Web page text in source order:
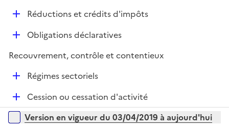
e
D
i
Réductions et crédits d'impôts
D
p
r
Obligations déclaratives
Recouvrement, contrôle et contentieux
DRégimes sectoriels
D
é
p
Cession ou cessation d'activité
Versions sur la période
Version en vigueur du 03/04/2019 à aujourd'hui